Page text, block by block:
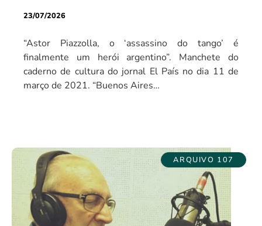
23/07/2026
“Astor Piazzolla, o ‘assassino do tango’ é
finalmente um herói argentino”. Manchete do
caderno de cultura do jornal El País no dia 11 de
março de 2021. “Buenos Aires…
ARQUIVO 107